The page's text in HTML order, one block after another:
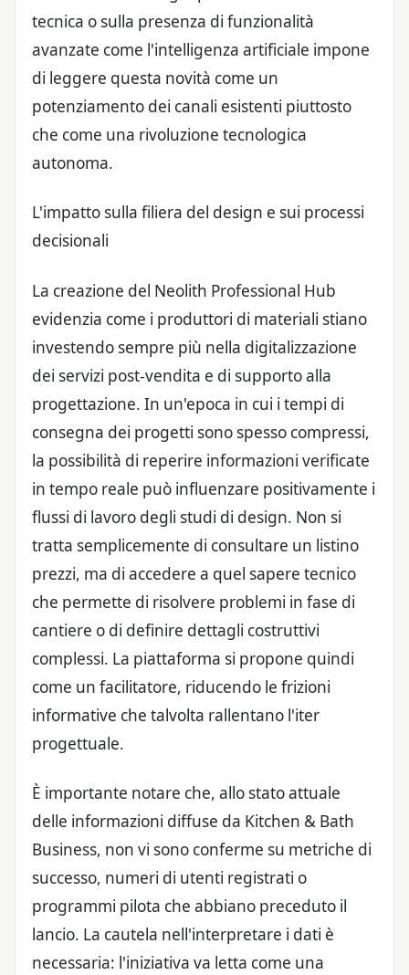
tecnica o sulla presenza di funzionalità
avanzate come l'intelligenza artificiale impone
di leggere questa novità come un
potenziamento dei canali esistenti piuttosto
che come una rivoluzione tecnologica
autonoma.
L'impatto sulla filiera del design e sui processi
decisionali
La creazione del Neolith Professional Hub
evidenzia come i produttori di materiali stiano
investendo sempre più nella digitalizzazione
dei servizi post-vendita e di supporto alla
progettazione. In un'epoca in cui i tempi di
consegna dei progetti sono spesso compressi,
la possibilità di reperire informazioni verificate
in tempo reale può influenzare positivamente i
flussi di lavoro degli studi di design. Non si
tratta semplicemente di consultare un listino
prezzi, ma di accedere a quel sapere tecnico
che permette di risolvere problemi in fase di
cantiere o di definire dettagli costruttivi
complessi. La piattaforma si propone quindi
come un facilitatore, riducendo le frizioni
informative che talvolta rallentano l'iter
progettuale.
È importante notare che, allo stato attuale
delle informazioni diffuse da Kitchen & Bath
Business, non vi sono conferme su metriche di
successo, numeri di utenti registrati o
programmi pilota che abbiano preceduto il
lancio. La cautela nell'interpretare i dati è
necessaria: l'iniziativa va letta come una